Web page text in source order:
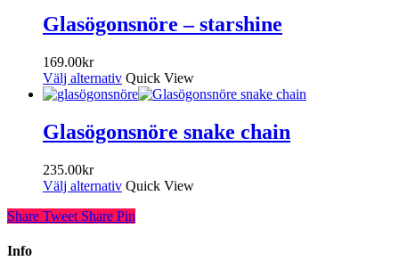
Glasögonsnöre – starshine
169.00kr
Välj alternativ Quick View
Glasögonsnöre snake chain
235.00kr
Välj alternativ Quick View
Share Tweet Share Pin
Info